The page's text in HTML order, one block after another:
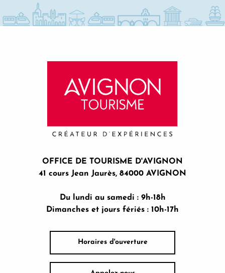
OFFICE DE TOURISME D'AVIGNON
41 cours Jean Jaurès, 84000 AVIGNON
Du lundi au samedi : 9h-18h
Dimanches et jours fériés : 10h-17h
Horaires d'ouverture